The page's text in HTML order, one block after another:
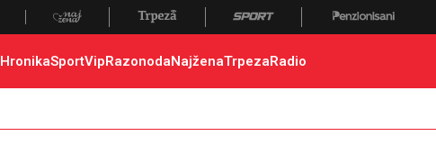
HronikaSportVipRazonodaNajženaTrpezaRadio